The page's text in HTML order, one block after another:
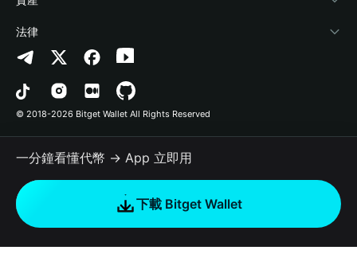
‌聯繫我們
品牌資源
工作機會
Altcoin Season Index
Prediction Markets
DApp
RWA
如何購買加密貨幣
合作上架
授權檢測
合約檢測
批次轉帳
Arbitrum
Avalanche
Bitcoin
Polygon
法律
隱私協議
用戶使用協議
© 2018-2026 Bitget Wallet All Rights Reserved
一分鐘看懂代幣 → App 立即用
下載 Bitget Wallet